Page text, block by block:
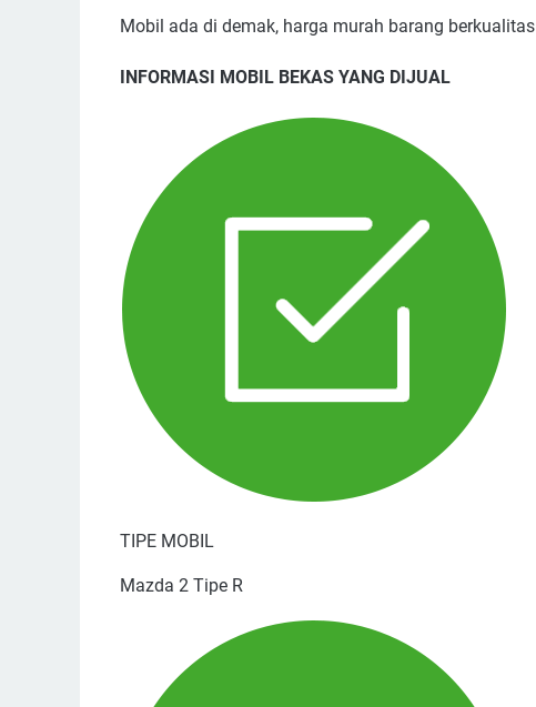
Mobil ada di demak, harga murah barang berkualitas
INFORMASI MOBIL BEKAS YANG DIJUAL
TIPE MOBIL
Mazda 2 Tipe R